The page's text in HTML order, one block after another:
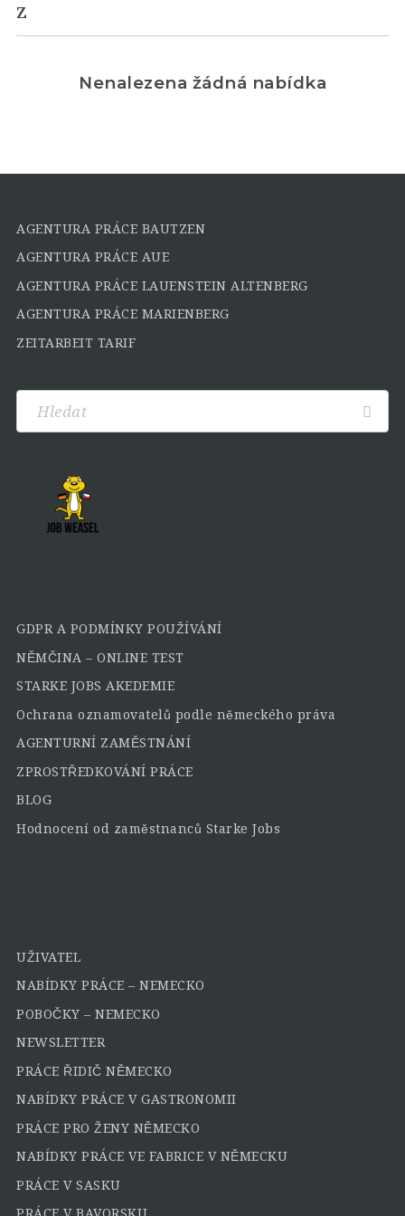
Z
Nenalezena žádná nabídka
AGENTURA PRÁCE BAUTZEN
AGENTURA PRÁCE AUE
AGENTURA PRÁCE LAUENSTEIN ALTENBERG
AGENTURA PRÁCE MARIENBERG
ZEITARBEIT TARIF
GDPR A PODMÍNKY POUŽÍVÁNÍ
NĚMČINA – ONLINE TEST
STARKE JOBS AKEDEMIE
Ochrana oznamovatelů podle německého práva
AGENTURNÍ ZAMĚSTNÁNÍ
ZPROSTŘEDKOVÁNÍ PRÁCE
BLOG
Hodnocení od zaměstnanců Starke Jobs
UŽIVATEL
NABÍDKY PRÁCE – NEMECKO
POBOČKY – NEMECKO
NEWSLETTER
PRÁCE ŘIDIČ NĚMECKO
NABÍDKY PRÁCE V GASTRONOMII
PRÁCE PRO ŽENY NĚMECKO
NABÍDKY PRÁCE VE FABRICE V NĚMECKU
PRÁCE V SASKU